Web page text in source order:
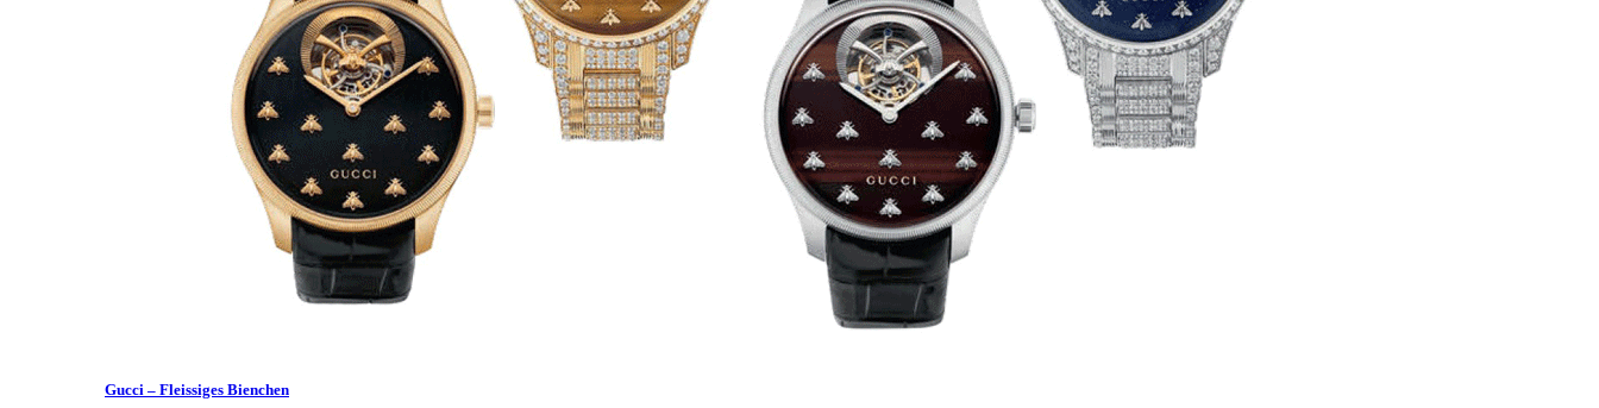
Gucci – Fleissiges Bienchen